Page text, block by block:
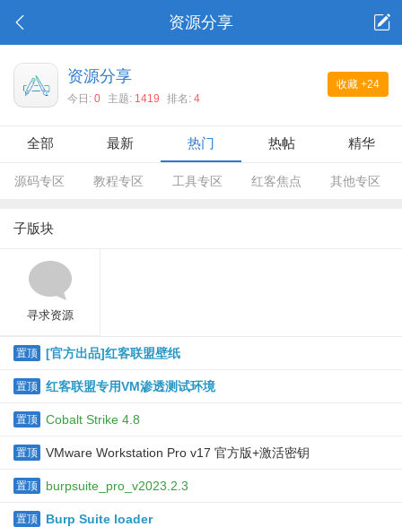
资源分享
收藏 +24
资源分享
今日: 0 主题: 1419 排名: 4
全部 最新 热门 热帖 精华
源码专区 教程专区 工具专区 红客焦点 其他专区
子版块
寻求资源
置顶 [官方出品]红客联盟壁纸
置顶 红客联盟专用VM渗透测试环境
置顶 Cobalt Strike 4.8
置顶 VMware Workstation Pro v17 官方版+激活密钥
置顶 burpsuite_pro_v2023.2.3
置顶 Burp Suite loader